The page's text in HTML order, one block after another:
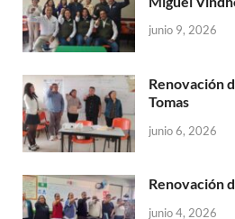
junio 9, 2026
Renovación
Tomas
junio 6, 2026
Renovación
junio 4, 2026